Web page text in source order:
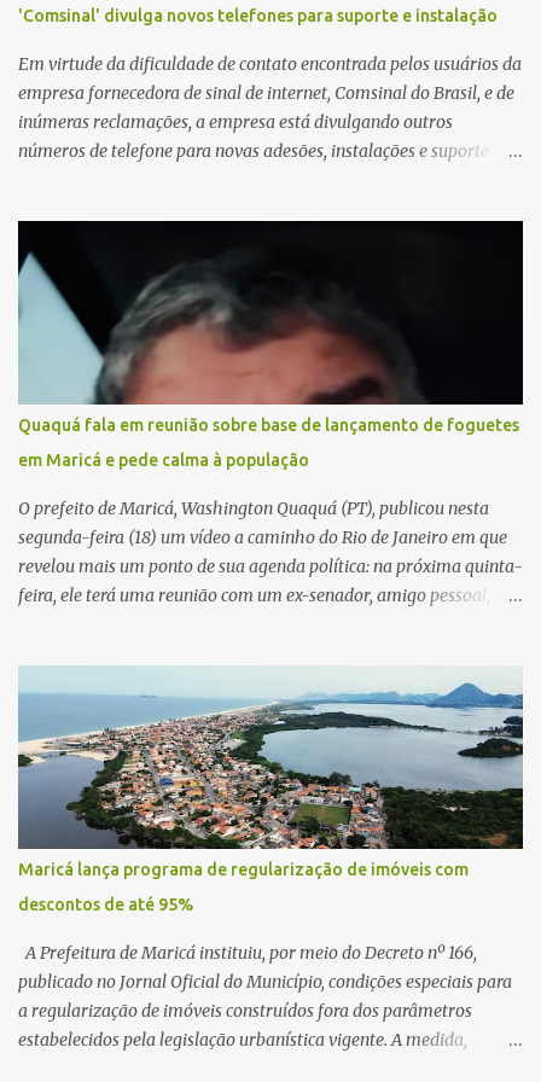
'Comsinal' divulga novos telefones para suporte e instalação
Em virtude da dificuldade de contato encontrada pelos usuários da
empresa fornecedora de sinal de internet, Comsinal do Brasil, e de
inúmeras reclamações, a empresa está divulgando outros
números de telefone para novas adesões, instalações e suporte
Quaquá fala em reunião sobre base de lançamento de foguetes
em Maricá e pede calma à população
O prefeito de Maricá, Washington Quaquá (PT), publicou nesta
segunda-feira (18) um vídeo a caminho do Rio de Janeiro em que
revelou mais um ponto de sua agenda política: na próxima quinta-
feira, ele terá uma reunião com um ex-senador, amigo pessoal,
atenção pela ousadia do projeto, que colocaria Maricá em um
novo patamar de visibilidade tecnológica e estratégica. Segundo
Quaquá, a conversa será o início de um debate maior sobre a
viabilidade dessa estrutura na cidade. Durante o vídeo, o prefeito
também respondeu às críticas que vem recebendo. Segundo ele,
muitas pessoas estão dizendo que promete muito, mas não estaria
entregando resultados imediatos. Quaquá pediu paciência e
garantiu que os frutos começarão a aparecer em breve. “O pessoal
fala que eu prometo muito, mas não faço nada. Eu digo: calma.
Vocês Esperam, daqui a um ano o que será feito em Mari...
Maricá lança programa de regularização de imóveis com
descontos de até 95%
A Prefeitura de Maricá instituiu, por meio do Decreto nº 166,
publicado no Jornal Oficial do Município, condições especiais para
a regularização de imóveis construídos fora dos parâmetros
estabelecidos pela legislação urbanística vigente. A medida,